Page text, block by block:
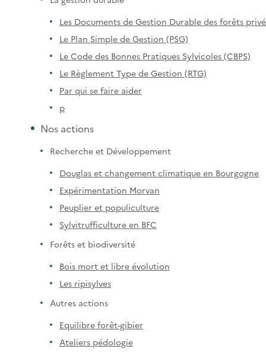
Les Documents de Gestion Durable des forêts
Le Plan Simple de Gestion (PSG)
Le Code des Bonnes Pratiques Sylvicoles (CBPS)
Le Règlement Type de Gestion (RTG)
Par qui se faire aider
p
Nos actions
Recherche et Développement
Douglas et changement climatique en Bourgogne
Expérimentation Morvan
Peuplier et populiculture
Sylvitrufficulture en BFC
Forêts et biodiversité
Bois mort et libre évolution
Les ripisylves
Autres actions
Equilibre forêt-gibier
Ateliers pédologie